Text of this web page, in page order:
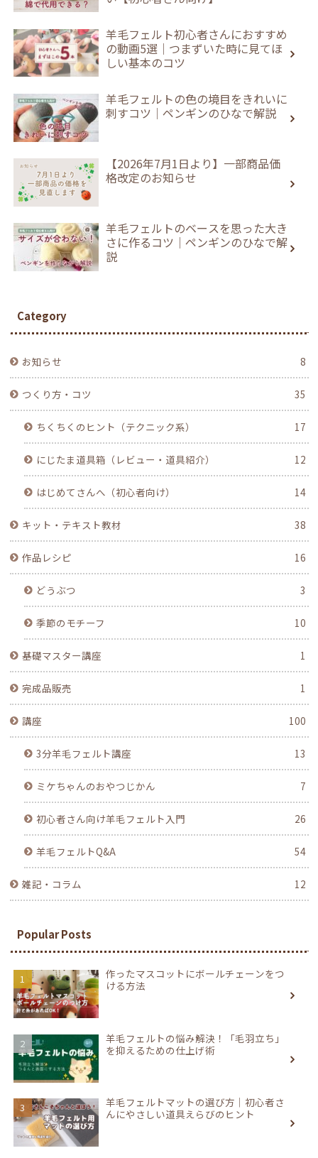
羊毛フェルト初心者さんにおすすめ
の動画5選｜つまずいた時に見てほ
しい基本のコツ
羊毛フェルトの色の境目をきれいに
刺すコツ｜ペンギンのひなで解説
【2026年7月1日より】一部商品価
格改定のお知らせ
羊毛フェルトのベースを思った大き
さに作るコツ｜ペンギンのひなで解
説
Category
お知らせ 8
つくり方・コツ 35
ちくちくのヒント（テクニック系） 17
にじたま道具箱（レビュー・道具紹介） 12
はじめてさんへ（初心者向け） 14
キット・テキスト教材 38
作品レシピ 16
どうぶつ 3
季節のモチーフ 10
基礎マスター講座 1
完成品販売 1
講座 100
3分羊毛フェルト講座 13
ミケちゃんのおやつじかん 7
初心者さん向け羊毛フェルト入門 26
羊毛フェルトQ&A 54
雑記・コラム 12
Popular Posts
作ったマスコットにボールチェーンをつ
ける方法
羊毛フェルトの悩み解決！「毛羽立ち」
を抑えるための仕上げ術
羊毛フェルトマットの選び方｜初心者さ
んにやさしい道具えらびのヒント